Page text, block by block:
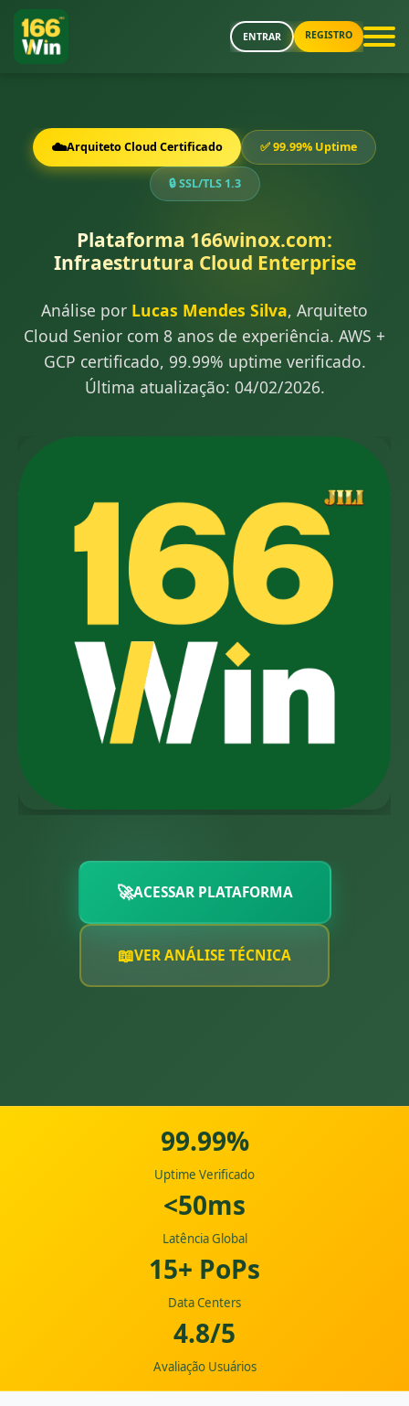
ENTRAR REGISTRO
☁️Arquiteto Cloud Certificado ✅ 99.99% Uptime
🔒 SSL/TLS 1.3
Plataforma 166winox.com:
Infraestrutura Cloud Enterprise
Análise por Lucas Mendes Silva, Arquiteto
Cloud Senior com 8 anos de experiência. AWS +
GCP certificado, 99.99% uptime verificado.
Última atualização: 04/02/2026.
🚀ACESSAR PLATAFORMA
📖VER ANÁLISE TÉCNICA
99.99%
Uptime Verificado
<50ms
Latência Global
15+ PoPs
Data Centers
4.8/5
Avaliação Usuários